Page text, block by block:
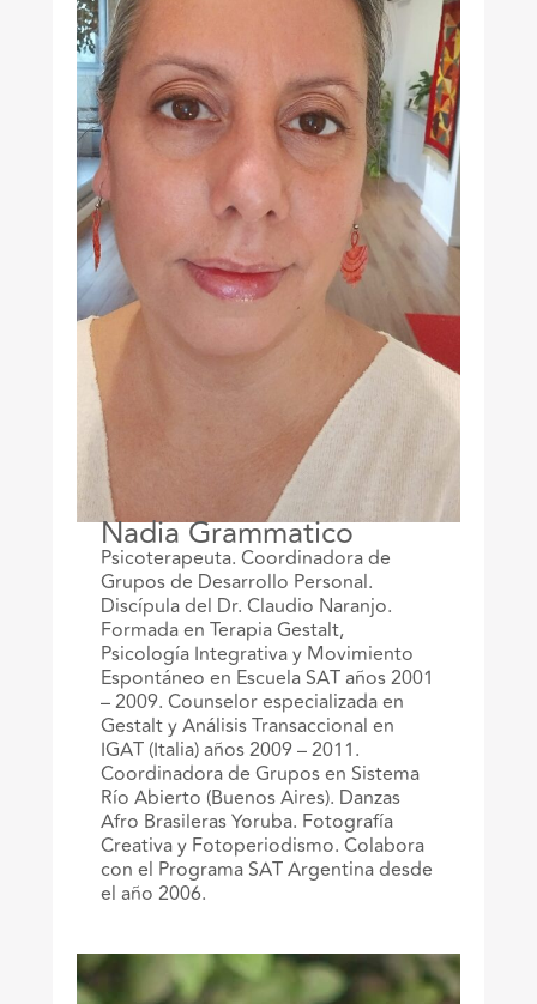
Nadia Grammatico
Psicoterapeuta. Coordinadora de
Grupos de Desarrollo Personal.
Discípula del Dr. Claudio Naranjo.
Formada en Terapia Gestalt,
Psicología Integrativa y Movimiento
Espontáneo en Escuela SAT años 2001
– 2009. Counselor especializada en
Gestalt y Análisis Transaccional en
IGAT (Italia) años 2009 – 2011.
Coordinadora de Grupos en Sistema
Río Abierto (Buenos Aires). Danzas
Afro Brasileras Yoruba. Fotografía
Creativa y Fotoperiodismo. Colabora
con el Programa SAT Argentina desde
el año 2006.